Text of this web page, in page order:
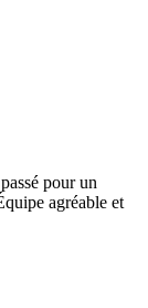
pour un
agréable et